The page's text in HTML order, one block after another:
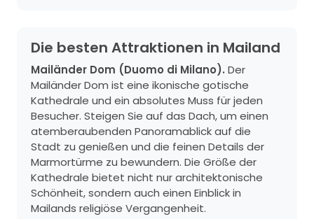
Die besten Attraktionen in Mailand
Mailänder Dom (Duomo di Milano). Der
Mailänder Dom ist eine ikonische gotische
Kathedrale und ein absolutes Muss für jeden
Besucher. Steigen Sie auf das Dach, um einen
atemberaubenden Panoramablick auf die
Stadt zu genießen und die feinen Details der
Marmortürme zu bewundern. Die Größe der
Kathedrale bietet nicht nur architektonische
Schönheit, sondern auch einen Einblick in
Mailands religiöse Vergangenheit.